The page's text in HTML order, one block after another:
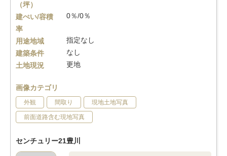
（坪）
建ぺい/容積
率
0％/0％
用途地域
指定なし
建築条件
なし
土地現況
更地
画像カテゴリ
外観 間取り 現地土地写真
前面道路含む現地写真
センチュリー21豊川